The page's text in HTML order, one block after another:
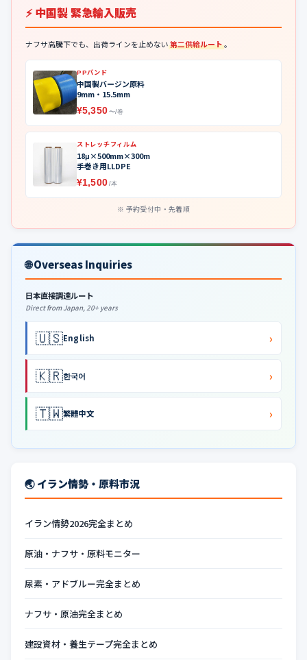
⚡ 中国製 緊急輸入販売
ナフサ高騰下でも、出荷ラインを止めない第二供給ルート。
PPバンド
中国製バージン原料
9mm・15.5mm
¥5,350 〜/巻
ストレッチフィルム
18μ×500mm×300m
手巻き用LLDPE
¥1,500 /本
予約受付中・先着順
🌐 Overseas Inquiries
日本直接調達ルート
Direct from Japan, 20+ years
🇺🇸English ›
🇰🇷한국어 ›
🇹🇼繁體中文 ›
🌏 イラン情勢・原料市況
イラン情勢2026完全まとめ
原油・ナフサ・原料モニター
尿素・アドブルー完全まとめ
ナフサ・原油完全まとめ
建設資材・養生テープ完全まとめ